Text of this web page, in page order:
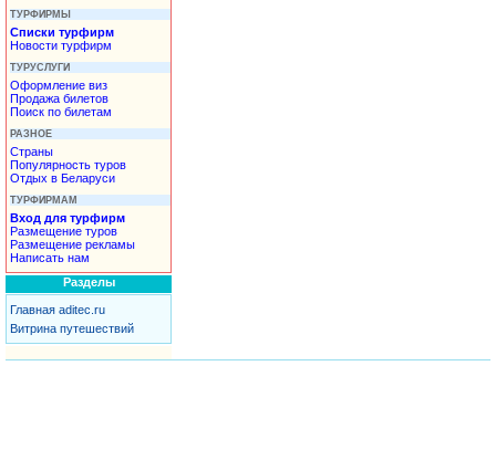
ТУРФИРМЫ
Списки турфирм
Новости турфирм
ТУРУСЛУГИ
Оформление виз
Продажа билетов
Поиск по билетам
РАЗНОЕ
Страны
Популярность туров
Отдых в Беларуси
ТУРФИРМАМ
Вход для турфирм
Размещение туров
Размещение рекламы
Написать нам
Разделы
Главная aditec.ru
Витрина путешествий